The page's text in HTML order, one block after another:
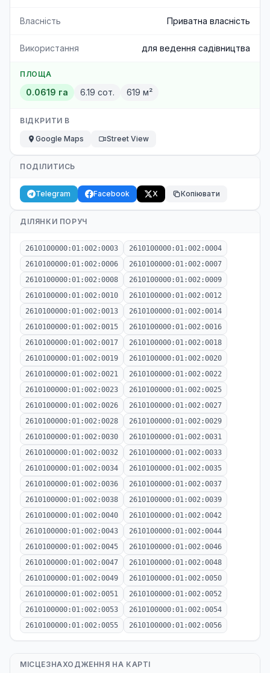
Власність Приватна власність
Використання для ведення садівництва
ПЛОЩА
0.0619 га 6.19 сот. 619 м²
ВІДКРИТИ В
Google Maps
Street View
ПОДІЛИТИСЬ
Telegram Facebook X Копіювати
ДІЛЯНКИ ПОРУЧ
2610100000:01:002:0003
2610100000:01:002:0004
2610100000:01:002:0006
2610100000:01:002:0007
2610100000:01:002:0008
2610100000:01:002:0009
2610100000:01:002:0010
2610100000:01:002:0012
2610100000:01:002:0013
2610100000:01:002:0014
2610100000:01:002:0015
2610100000:01:002:0016
2610100000:01:002:0017
2610100000:01:002:0018
2610100000:01:002:0019
2610100000:01:002:0020
2610100000:01:002:0021
2610100000:01:002:0022
2610100000:01:002:0023
2610100000:01:002:0025
2610100000:01:002:0026
2610100000:01:002:0027
2610100000:01:002:0028
2610100000:01:002:0029
2610100000:01:002:0030
2610100000:01:002:0031
2610100000:01:002:0032
2610100000:01:002:0033
2610100000:01:002:0034
2610100000:01:002:0035
2610100000:01:002:0036
2610100000:01:002:0037
2610100000:01:002:0038
2610100000:01:002:0039
2610100000:01:002:0040
2610100000:01:002:0042
2610100000:01:002:0043
2610100000:01:002:0044
2610100000:01:002:0045
2610100000:01:002:0046
2610100000:01:002:0047
2610100000:01:002:0048
2610100000:01:002:0049
2610100000:01:002:0050
2610100000:01:002:0051
2610100000:01:002:0052
2610100000:01:002:0053
2610100000:01:002:0054
2610100000:01:002:0055
2610100000:01:002:0056
МІСЦЕЗНАХОДЖЕННЯ НА КАРТІ